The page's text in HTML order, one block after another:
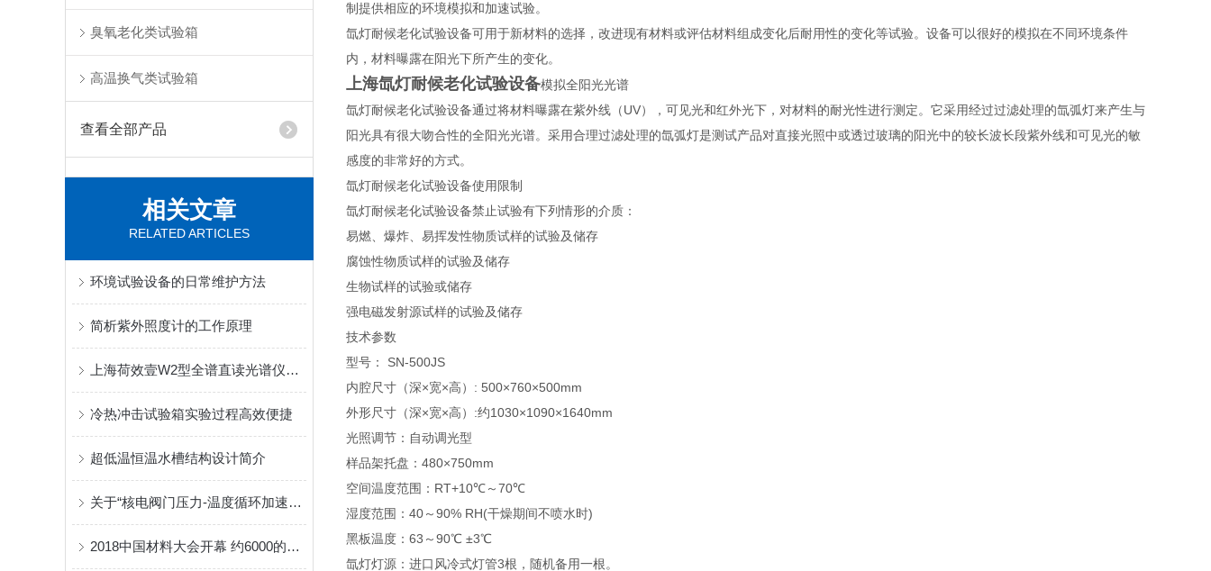
臭氧老化类试验箱
高温换气类试验箱
查看全部产品
相关文章
RELATED ARTICLES
环境试验设备的日常维护方法
简析紫外照度计的工作原理
上海荷效壹W2型全谱直读光谱仪说明书
冷热冲击试验箱实验过程高效便捷
超低温恒温水槽结构设计简介
关于“核电阀门压力-温度循环加速寿命预测”的实践意义
2018中国材料大会开幕 约6000的参会人数创新高_上海荷效壹供
制提供相应的环境模拟和加速试验。
氙灯耐候老化试验设备可用于新材料的选择，改进现有材料或评估材料组成变化后耐用性的变化等试验。设备可以很好的模拟在不同环境条件
内，材料曝露在阳光下所产生的变化。
上海氙灯耐候老化试验设备模拟全阳光光谱
氙灯耐候老化试验设备通过将材料曝露在紫外线（UV），可见光和红外光下，对材料的耐光性进行测定。它采用经过过滤处理的氙弧灯来产生与
阳光具有很大吻合性的全阳光光谱。采用合理过滤处理的氙弧灯是测试产品对直接光照中或透过玻璃的阳光中的较长波长段紫外线和可见光的敏
感度的非常好的方式。
氙灯耐候老化试验设备使用限制
氙灯耐候老化试验设备禁止试验有下列情形的介质：
易燃、爆炸、易挥发性物质试样的试验及储存
腐蚀性物质试样的试验及储存
生物试样的试验或储存
强电磁发射源试样的试验及储存
技术参数
型号： SN-500JS
内腔尺寸（深×宽×高）: 500×760×500mm
外形尺寸（深×宽×高）:约1030×1090×1640mm
光照调节：自动调光型
样品架托盘：480×750mm
空间温度范围：RT+10℃～70℃
湿度范围：40～90% RH(干燥期间不喷水时)
黑板温度：63～90℃ ±3℃
氙灯灯源：进口风冷式灯管3根，随机备用一根。